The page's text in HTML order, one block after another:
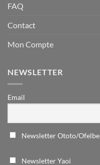
FAQ
Contact
Mon Compte
NEWSLETTER
Email
Newsletter Ototo/Ofelbe
Newsletter Yaoi